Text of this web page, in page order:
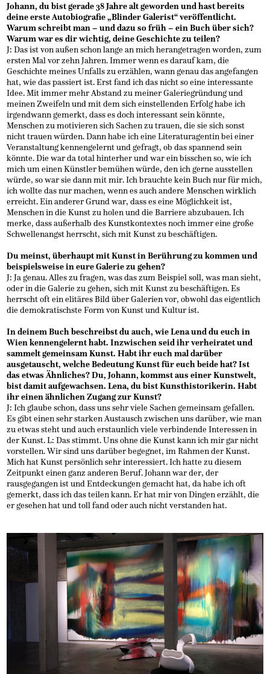
Johann, du bist gerade 38 Jahre alt geworden und hast bereits
deine erste Autobiografie „Blinder Galerist“ veröffentlicht.
Warum schreibt man – und dazu so früh – ein Buch über sich?
Warum war es dir wichtig, deine Geschichte zu teilen?
J: Das ist von außen schon lange an mich herangetragen worden, zum
ersten Mal vor zehn Jahren. Immer wenn es darauf kam, die
Geschichte meines Unfalls zu erzählen, wann genau das angefangen
hat, wie das passiert ist. Erst fand ich das nicht so eine interessante
Idee. Mit immer mehr Abstand zu meiner Galeriegründung und
meinen Zweifeln und mit dem sich einstellenden Erfolg habe ich
irgendwann gemerkt, dass es doch interessant sein könnte,
Menschen zu motivieren sich Sachen zu trauen, die sie sich sonst
nicht trauen würden. Dann habe ich eine Literaturagentin bei einer
Veranstaltung kennengelernt und gefragt, ob das spannend sein
könnte. Die war da total hinterher und war ein bisschen so, wie ich
mich um einen Künstler bemühen würde, den ich gerne ausstellen
würde, so war sie dann mit mir. Ich brauchte kein Buch nur für mich,
ich wollte das nur machen, wenn es auch andere Menschen wirklich
erreicht. Ein anderer Grund war, dass es eine Möglichkeit ist,
Menschen in die Kunst zu holen und die Barriere abzubauen. Ich
merke, dass außerhalb des Kunstkontextes noch immer eine große
Schwellenangst herrscht, sich mit Kunst zu beschäftigen.
Du meinst, überhaupt mit Kunst in Berührung zu kommen und
beispielsweise in eure Galerie zu gehen?
J: Ja genau. Alles zu fragen, was das zum Beispiel soll, was man sieht,
oder in die Galerie zu gehen, sich mit Kunst zu beschäftigen. Es
herrscht oft ein elitäres Bild über Galerien vor, obwohl das eigentlich
die demokratischste Form von Kunst und Kultur ist.
In deinem Buch beschreibst du auch, wie Lena und du euch in
Wien kennengelernt habt. Inzwischen seid ihr verheiratet und
sammelt gemeinsam Kunst. Habt ihr euch mal darüber
ausgetauscht, welche Bedeutung Kunst für euch beide hat? Ist
das etwas Ähnliches? Du, Johann, kommst aus einer Kunstwelt,
bist damit aufgewachsen. Lena, du bist Kunsthistorikerin. Habt
ihr einen ähnlichen Zugang zur Kunst?
J: Ich glaube schon, dass uns sehr viele Sachen gemeinsam gefallen.
Es gibt einen sehr starken Austausch zwischen uns darüber, wie man
zu etwas steht und auch erstaunlich viele verbindende Interessen in
der Kunst. L: Das stimmt. Uns ohne die Kunst kann ich mir gar nicht
vorstellen. Wir sind uns darüber begegnet, im Rahmen der Kunst.
Mich hat Kunst persönlich sehr interessiert. Ich hatte zu diesem
Zeitpunkt einen ganz anderen Beruf. Johann war der, der
rausgegangen ist und Entdeckungen gemacht hat, da habe ich oft
gemerkt, dass ich das teilen kann. Er hat mir von Dingen erzählt, die
er gesehen hat und toll fand oder auch nicht verstanden hat.